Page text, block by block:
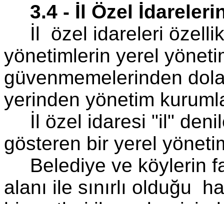
3.4 - İl Özel
İl özel idareleri
yönetimlerin yerel
güvenmemelerinden
yerinden yönetim
İl özel idaresi "il"
gösteren bir yerel
Belediye ve köylerin
alanı ile sınırlı olduğu